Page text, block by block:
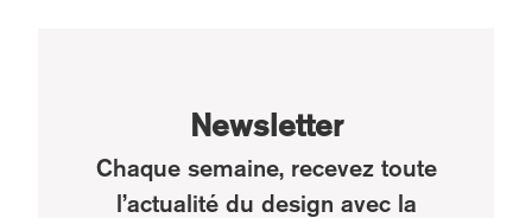
Newsletter
Chaque semaine, recevez toute
l’actualité du design avec la